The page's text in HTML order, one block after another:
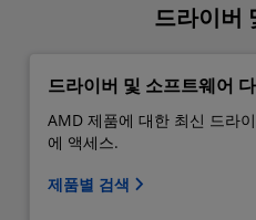
드라이버
드라이버 및 소프트웨어
AMD 제품에 대한 최신 드라
에 액세스.
제품별 검색